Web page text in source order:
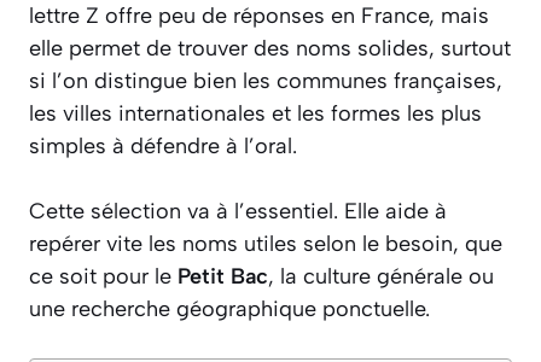
lettre Z offre peu de réponses en France, mais
elle permet de trouver des noms solides, surtout
si l’on distingue bien les communes françaises,
les villes internationales et les formes les plus
simples à défendre à l’oral.
Cette sélection va à l’essentiel. Elle aide à
repérer vite les noms utiles selon le besoin, que
ce soit pour le Petit Bac, la culture générale ou
une recherche géographique ponctuelle.